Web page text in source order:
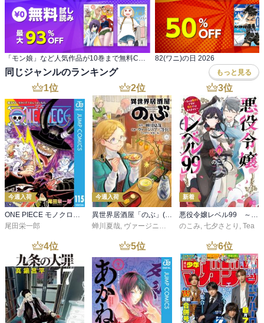
82(ワニ)の日 2026
同じジャンルのランキング もっと見る
1位
今週入荷
ONE PIECE モノクロ版 115
尾田栄一郎
2位
今週入荷
異世界居酒屋「のぶ」(22)
蝉川夏哉, ヴァージニア二等兵 ,転
3位
新着
悪役令嬢レベル99 ～私は裏ボスですが魔王ではありません～ その６
のこみ, 七夕さとり , Tea
4位 5位 6位